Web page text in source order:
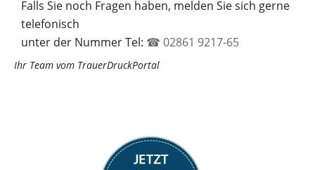
Falls Sie noch Fragen haben, melden Sie sich gerne
telefonisch
unter der Nummer Tel: ☎ 02861 9217-65
Ihr Team vom TrauerDruckPortal